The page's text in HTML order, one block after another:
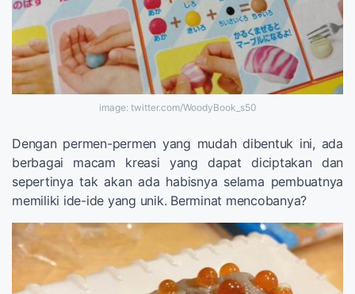
image: twitter.com/WoodyBook_s50
Dengan permen-permen yang mudah dibentuk ini, ada
berbagai macam kreasi yang dapat diciptakan dan
sepertinya tak akan ada habisnya selama pembuatnya
memiliki ide-ide yang unik. Berminat mencobanya?